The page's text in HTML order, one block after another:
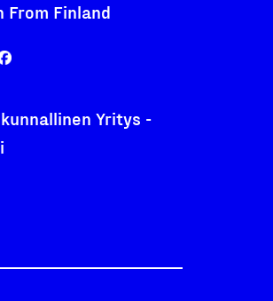
From Finland
Yritys -